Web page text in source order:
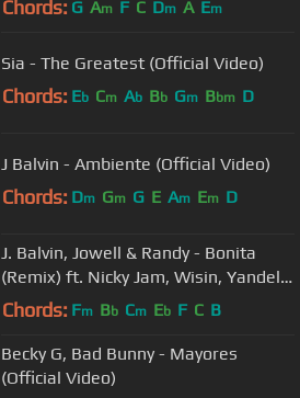
Chords: G Am F C Dm A Em
Sia - The Greatest (Official Video)
Chords: Eb Cm Ab Bb Gm Bbm D
J Balvin - Ambiente (Official Video)
Chords: Dm Gm G E Am Em D
J. Balvin, Jowell & Randy - Bonita
(Remix) ft. Nicky Jam, Wisin, Yandel,
Ozuna
Chords: Fm Bb Cm Eb F C B
Becky G, Bad Bunny - Mayores
(Official Video)